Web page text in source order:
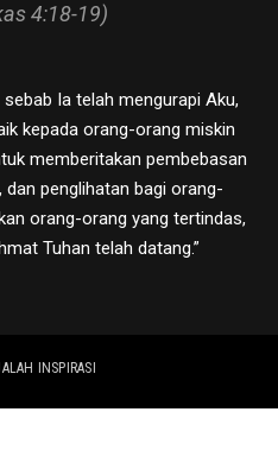
4:18-19)
Ia telah mengurapi Aku,
kepada orang-orang miskin
memberitakan pembebasan
penglihatan bagi orang-
orang-orang yang tertindas,
Tuhan telah datang.”
INSPIRASI